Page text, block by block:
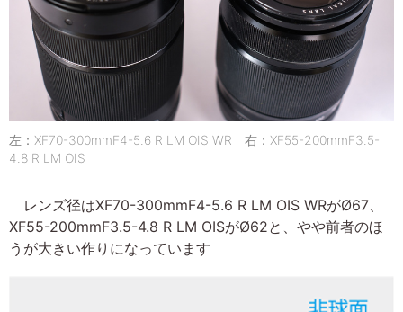
左：XF70-300mmF4-5.6 R LM OIS WR 右：XF55-200mmF3.5-
4.8 R LM OIS
レンズ径はXF70-300mmF4-5.6 R LM OIS WRがØ67、
XF55-200mmF3.5-4.8 R LM OISがØ62と、やや前者のほ
うが大きい作りになっています